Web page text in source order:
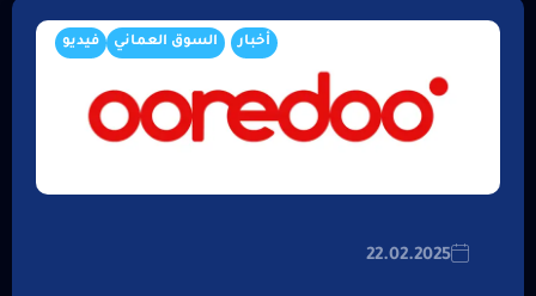
أخبار السوق العماني فيديو
22.02.2025